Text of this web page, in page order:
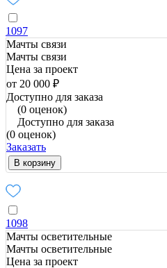
1097
Мачты связи
Мачты связи
Цена за проект
от 20 000 ₽
Доступно для заказа
(0 оценок)
Доступно для заказа
(0 оценок)
Заказать
В корзину
1098
Мачты осветительные
Мачты осветительные
Цена за проект